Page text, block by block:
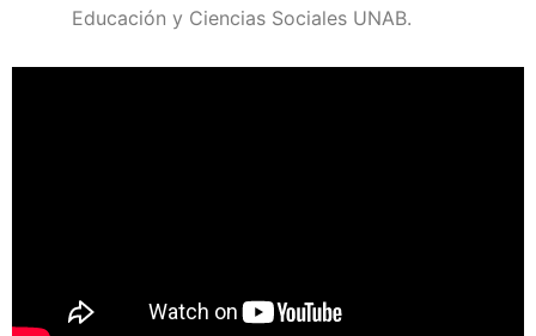
Educación y Ciencias Sociales UNAB.